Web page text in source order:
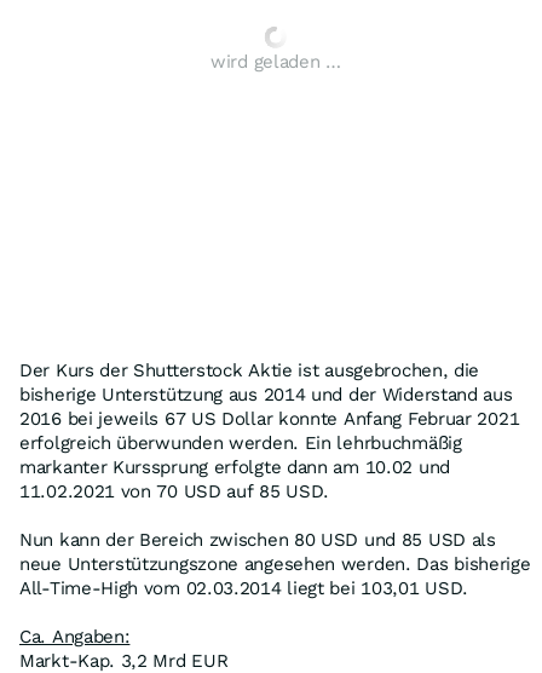
wird geladen …
Der Kurs der Shutterstock Aktie ist ausgebrochen, die
bisherige Unterstützung aus 2014 und der Widerstand aus
2016 bei jeweils 67 US Dollar konnte Anfang Februar 2021
erfolgreich überwunden werden. Ein lehrbuchmäßig
markanter Kurssprung erfolgte dann am 10.02 und
11.02.2021 von 70 USD auf 85 USD.
Nun kann der Bereich zwischen 80 USD und 85 USD als
neue Unterstützungszone angesehen werden. Das bisherige
All-Time-High vom 02.03.2014 liegt bei 103,01 USD.
Ca. Angaben:
Markt-Kap. 3,2 Mrd EUR